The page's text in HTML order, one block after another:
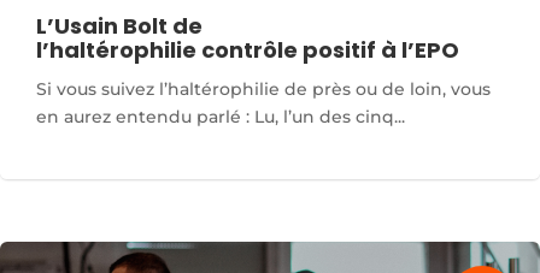
L’Usain Bolt de
l’haltérophilie contrôle positif à l’EPO
Si vous suivez l’haltérophilie de près ou de loin, vous
en aurez entendu parlé : Lu, l’un des cinq...